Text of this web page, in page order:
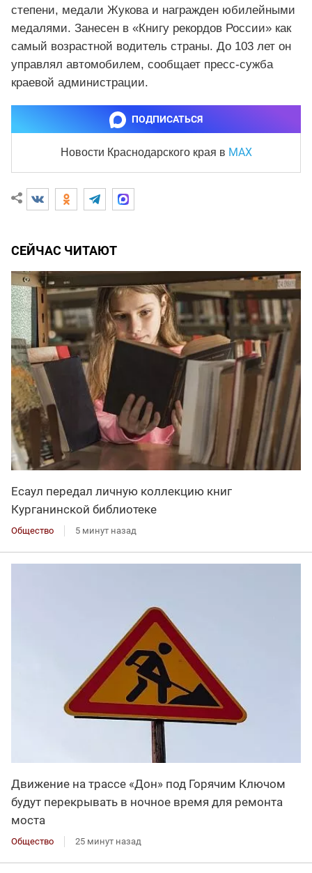
степени, медали Жукова и награжден юбилейными
медалями. Занесен в «Книгу рекордов России» как
самый возрастной водитель страны. До 103 лет он
управлял автомобилем, сообщает пресс-сужба
краевой администрации.
ПОДПИСАТЬСЯ
Новости Краснодарского края в MAX
СЕЙЧАС ЧИТАЮТ
Есаул передал личную коллекцию книг
Курганинской библиотеке
Общество 5 минут назад
Движение на трассе «Дон» под Горячим Ключом
будут перекрывать в ночное время для ремонта
моста
Общество 25 минут назад